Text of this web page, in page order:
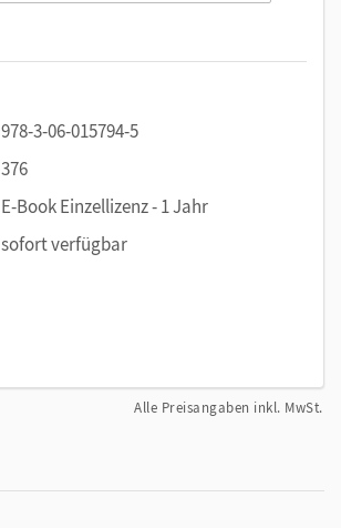
978-3-06-015794-5
376
E-Book Einzellizenz - 1 Jahr
sofort verfügbar
Alle Preisangaben inkl. MwSt.